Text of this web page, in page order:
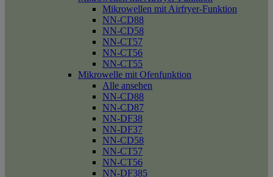
Mikrowellen mit Airfryer-Funktion
NN-CD88
NN-CD58
NN-CT57
NN-CT56
NN-CT55
Mikrowelle mit Ofenfunktion
Alle ansehen
NN-CD88
NN-CD87
NN-DF38
NN-DF37
NN-CD58
NN-CT57
NN-CT56
NN-DF385